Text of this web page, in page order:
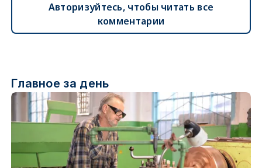
Авторизуйтесь, чтобы читать все
комментарии
Главное за день